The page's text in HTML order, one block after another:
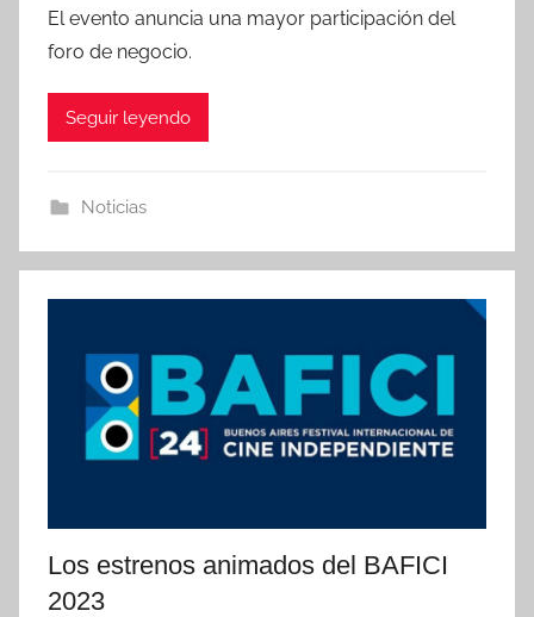
El evento anuncia una mayor participación del
foro de negocio.
Seguir leyendo
Noticias
Los estrenos animados del BAFICI
2023